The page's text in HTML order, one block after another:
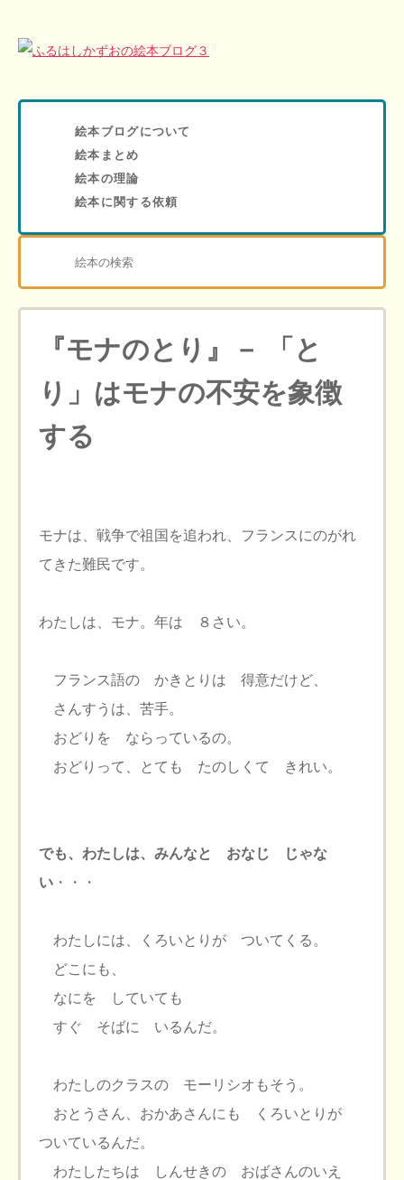
絵本ブログについて
絵本まとめ
絵本の理論
絵本に関する依頼
『モナのとり』－ 「と
り」はモナの不安を象徴
する
モナは、戦争で祖国を追われ、フランスにのがれ
てきた難民です。
わたしは、モナ。年は ８さい。
フランス語の かきとりは 得意だけど、
さんすうは、苦手。
おどりを ならっているの。
おどりって、とても たのしくて きれい。
でも、わたしは、みんなと おなじ じゃな
い ・・・
わたしには、くろいとりが ついてくる。
どこにも、
なにを していても
すぐ そばに いるんだ。
わたしのクラスの モーリシオもそう。
おとうさん、おかあさんにも くろいとりが
ついているんだ。
わたしたちは しんせきの おばさんのいえ